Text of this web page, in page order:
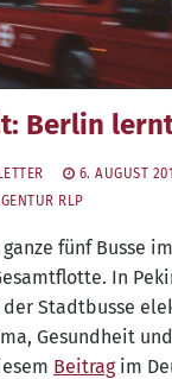
Berlin
6. AUGUST
RLP
fünf Bus­se
In
der Stadt­bus­se
Gesund­heit
Bei­tragim